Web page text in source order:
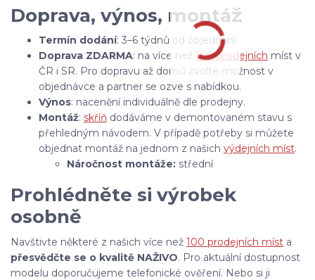
Doprava, výnos, montáž
Termín dodání: 3–6 týdnů od objednání.
Doprava ZDARMA: na více než 100 prodejních míst v
ČR i SR. Pro dopravu až domů zvolte možnost v
objednávce a partner se ozve s nabídkou.
Výnos: nacenění individuálně dle prodejny.
Montáž: skříň dodáváme v demontovaném stavu s
přehledným návodem. V případě potřeby si můžete
objednat montáž na jednom z našich výdejních míst.
Náročnost montáže: střední
Prohlédněte si výrobek
osobně
Navštivte některé z našich více než 100 prodejních míst a
přesvědčte se o kvalitě NAŽIVO. Pro aktuální dostupnost
modelu doporučujeme telefonické ověření. Nebo si ji